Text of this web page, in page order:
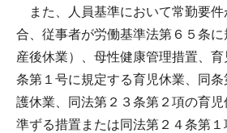
また、人員基準において常勤要件
合、従事者が労働基準法第６５条
産後休業）、母性健康管理措置、育
条第１号に規定する育児休業、同
護休業、同法第２３条第２項の育
準ずる措置または同法第２４条第